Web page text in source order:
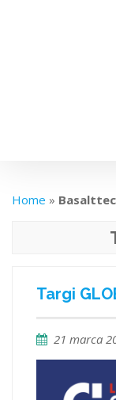
Home »
Targi
21 marca